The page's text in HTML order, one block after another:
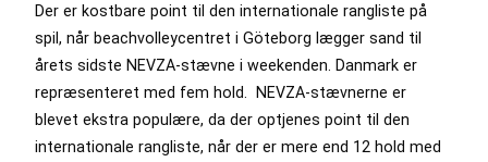
Der er kostbare point til den internationale rangliste på
spil, når beachvolleycentret i Göteborg lægger sand til
årets sidste NEVZA-stævne i weekenden. Danmark er
repræsenteret med fem hold. NEVZA-stævnerne er
blevet ekstra populære, da der optjenes point til den
internationale rangliste, når der er mere end 12 hold med